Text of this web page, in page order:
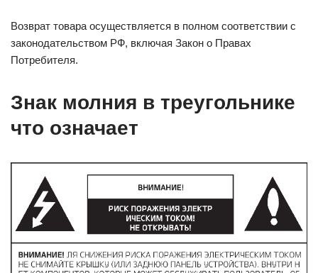
Возврат товара осуществляется в полном соответствии с
законодательством РФ, включая Закон о Правах
Потребителя.
Знак молния в треугольнике
что означает